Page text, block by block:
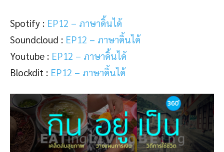
Spotify : EP12 – ภาษาดิ้นได้
Soundcloud : EP12 – ภาษาดิ้นได้
Youtube : EP12 – ภาษาดิ้นได้
Blockdit : EP12 – ภาษาดิ้นได้